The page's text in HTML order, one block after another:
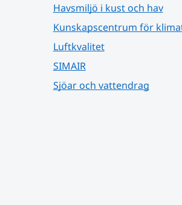
Havsmiljö i kust och hav
Kunskapscentrum för
Luftkvalitet
SIMAIR
Sjöar och vattendrag